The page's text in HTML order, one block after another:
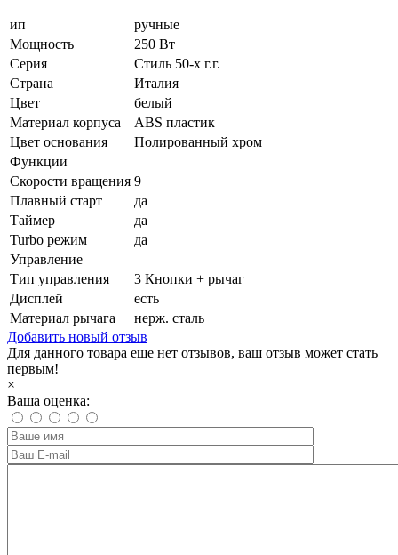
ип
ручные
Мощность
250 Вт
Серия
Стиль 50-х г.г.
Страна
Италия
Цвет
белый
Материал корпуса
ABS пластик
Цвет основания
Полированный хром
Функции
Скорости вращения 9
Плавный старт
да
Таймер
да
Turbo режим
да
Управление
Тип управления
3 Кнопки + рычаг
Дисплей
есть
Материал рычага
нерж. сталь
Добавить новый отзыв
Для данного товара еще нет отзывов, ваш отзыв может стать
первым!
×
Ваша оценка: